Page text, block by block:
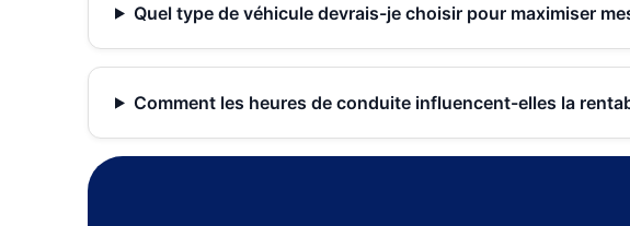
Quel type de véhicule devrais-je choisir pour maximiser
Comment les heures de conduite influencent-elles la